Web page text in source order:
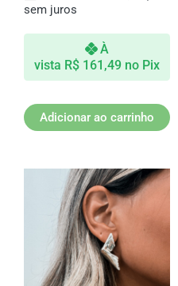
sem juros
À
vista R$ 161,49 no Pix
Adicionar ao carrinho